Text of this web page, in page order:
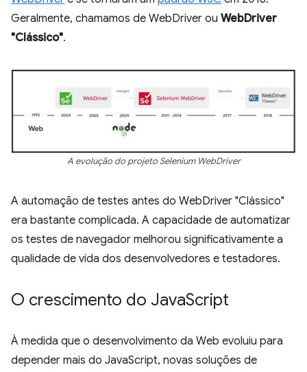
Geralmente, chamamos de WebDriver ou WebDriver
"Clássico".
A evolução do projeto Selenium WebDriver
A automação de testes antes do WebDriver "Clássico"
era bastante complicada. A capacidade de automatizar
os testes de navegador melhorou significativamente a
qualidade de vida dos desenvolvedores e testadores.
O crescimento do JavaScript
À medida que o desenvolvimento da Web evoluiu para
depender mais do JavaScript, novas soluções de